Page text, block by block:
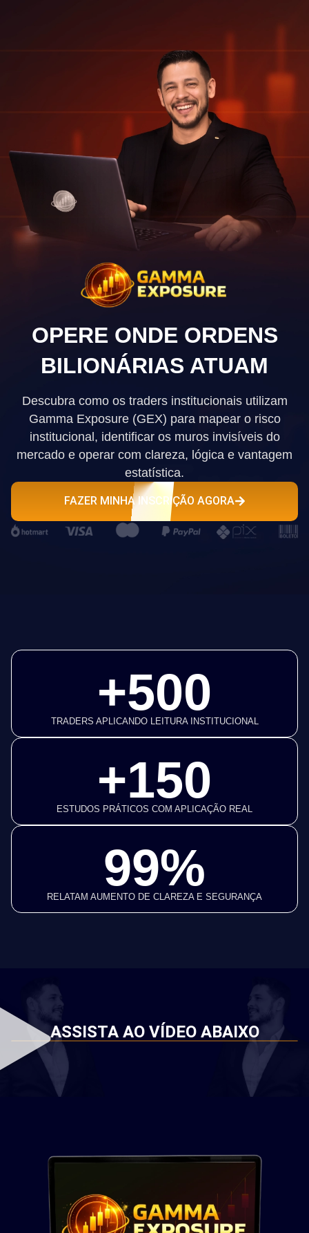
OPERE ONDE ORDENS
BILIONÁRIAS ATUAM
Descubra como os traders institucionais utilizam
Gamma Exposure (GEX) para mapear o risco
institucional, identificar os muros invisíveis do
mercado e operar com clareza, lógica e vantagem
estatística.
FAZER MINHA INSCRIÇÃO AGORA
+500
TRADERS APLICANDO LEITURA INSTITUCIONAL
+150
ESTUDOS PRÁTICOS COM APLICAÇÃO REAL
99%
RELATAM AUMENTO DE CLAREZA E SEGURANÇA
ASSISTA AO VÍDEO ABAIXO